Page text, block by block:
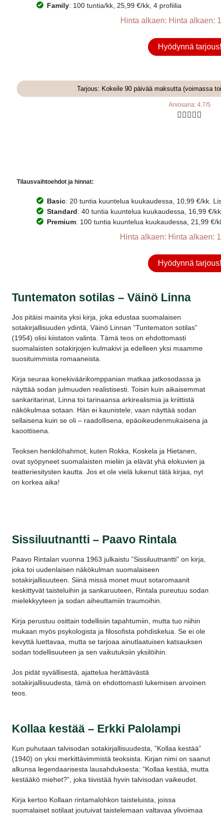
Family: 100 tuntia/kk, 25,99 €/kk, 4 profiilia
Hinta alkaen: Hinta alkaen:
Hyödynnä tarjous!
Tarjous: Kokeile 90 päivää maksutta (voimassa
Arvosana: 4.7/5
    
Tilausvaihtoehdot ja hinnat:
Basic: 20 tuntia kuuntelua kuukaudessa, 10,99 €/kk.
Standard: 40 tuntia kuuntelua kuukaudessa, 16,99 €/
Premium: 100 tuntia kuuntelua kuukaudessa, 21,99 €/
Hinta alkaen: Hinta alkaen:
Hyödynnä tarjous!
Tuntematon sotilas – Väinö Linna
Jos pitäisi mainita yksi kirja, joka edustaa suomalaisen
sotakirjallisuuden ydintä, Väinö Linnan ”Tuntematon sotilas”
(1954) olisi kiistaton valinta. Tämä teos on ehdottomasti
suomalaisten sotakirjojen kulmakivi ja edelleen yksi maamme
suosituimmista romaaneista.
Kirja seuraa konekiväärikomppanian matkaa jatkosodassa ja
näyttää sodan julmuuden realistisesti. Toisin kuin aikaisemmat
sankaritarinat, Linna toi tarinaansa arkirealismia ja kriittistä
näkökulmaa sotaan. Hän ei kaunistele, vaan näyttää sodan
sellaisena kuin se oli – raadollisena, epäoikeudenmukaisena ja
kaoottisena.
Teoksen henkilöhahmot, kuten Rokka, Koskela ja Hietanen,
ovat syöpyneet suomalaisten mieliin ja elävät yhä elokuvien ja
teatteriesitysten kautta. Jos et ole vielä lukenut tätä kirjaa, nyt
on korkea aika!
Sissiluutnantti – Paavo Rintala
Paavo Rintalan vuonna 1963 julkaistu ”Sissiluutnantti” on kirja,
joka toi uudenlaisen näkökulman suomalaiseen
sotakirjallisuuteen. Siinä missä monet muut sotaromaanit
keskittyvät taisteluihin ja sankaruuteen, Rintala pureutuu sodan
mielekkyyteen ja sodan aiheuttamiin traumoihin.
Kirja perustuu osittain todellisiin tapahtumiin, mutta tuo niihin
mukaan myös psykologista ja filosofista pohdiskelua. Se ei ole
kevyttä luettavaa, mutta se tarjoaa ainutlaatuisen katsauksen
sodan todellisuuteen ja sen vaikutuksiin yksilöihin.
Jos pidät syvällisestä, ajattelua herättävästä
sotakirjallisuudesta, tämä on ehdottomasti lukemisen arvoinen
teos.
Kollaa kestää – Erkki Palolampi
Kun puhutaan talvisodan sotakirjallisuudesta, ”Kollaa kestää”
(1940) on yksi merkittävimmistä teoksista. Kirjan nimi on saanut
alkunsa legendaarisesta lausahduksesta: ”Kollaa kestää, mutta
kestääkö miehet?”, joka tiivistää hyvin talvisodan vaikeudet.
Kirja kertoo Kollaan rintamalohkon taisteluista, joissa
suomalaiset sotilaat joutuivat taistelemaan valtavaa ylivoimaa